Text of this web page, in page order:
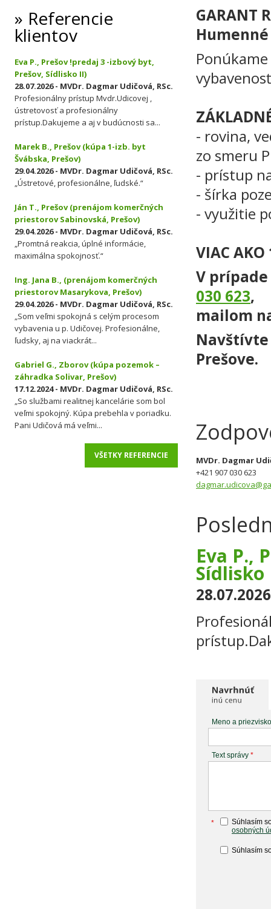
GARANT
Humenné
- rovina,
zo smeru
- prístup
- šírka
- využitie
VIAC AKO
V
030 623,
mailom
Navštívte
Prešove.
MVDr. Dagmar
+421 907 030 623
Eva P.,
Sídlisko
28.07.2026
Meno a
Text správy *
*
Súhlasím
osobných
Súhlasím
Referencie
klientov
Eva P., Prešov !predaj 3 -izbový byt,
Prešov, Sídlisko II)
28.07.2026 - MVDr. Dagmar Udičová, RSc.
Profesionálny prístup Mvdr.Udicovej ,
ústretovosť a profesionálny
prístup.Dakujeme a aj v budúcnosti sa...
Marek B., Prešov (kúpa 1-izb. byt
Švábska, Prešov)
29.04.2026 - MVDr. Dagmar Udičová, RSc.
„Ústretové, profesionálne, ľudské.“
Ján T., Prešov (prenájom komerčných
priestorov Sabinovská, Prešov)
29.04.2026 - MVDr. Dagmar Udičová, RSc.
„Promtná reakcia, úplné informácie,
maximálna spokojnosť.“
Ing. Jana B., (prenájom komerčných
priestorov Masarykova, Prešov)
29.04.2026 - MVDr. Dagmar Udičová, RSc.
„Som veľmi spokojná s celým procesom
vybavenia u p. Udičovej. Profesionálne,
ľudsky, aj na viackrát...
Gabriel G., Zborov (kúpa pozemok –
záhradka Solivar, Prešov)
17.12.2024 - MVDr. Dagmar Udičová, RSc.
„So službami realitnej kancelárie som bol
veľmi spokojný. Kúpa prebehla v poriadku.
Pani Udičová má veľmi...
VŠETKY REFERENCIE